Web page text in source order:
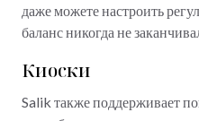
даже можете настроить
баланс никогда не
Киоски
Salik также поддерживает